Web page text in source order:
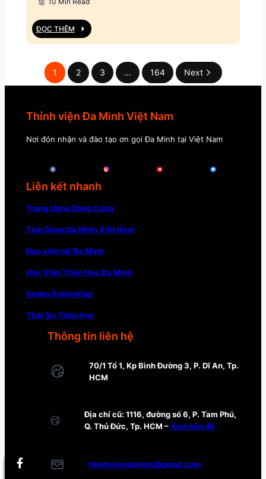
ĐỌC THÊM
1 2 3 … 164 Next
Thỉnh viện Đa Minh Việt Nam
Nơi đón nhận và đào tạo ơn gọi Đa Minh tại Việt Nam
Liên kết nhanh
Trung Ương Dòng Curia
Tỉnh Dòng Đa Minh Việt Nam
Đan viện nữ Đa Minh
Học Viện Thần Học Đa Minh
Sedes Sapientiae
Thời Sự Thần Học
Thông tin liên hệ
70/1 Tổ 1, Kp Bình Đường 3, P. Dĩ An, Tp.
HCM
Địa chỉ cũ: 1116, đường số 6, P. Tam Phú,
Q. Thủ Đức, Tp. HCM –Xem bản đồ
thinhviendaminh@gmail.com